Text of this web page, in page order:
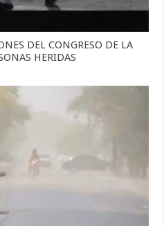
DEL CONGRESO DE LA
HERIDAS